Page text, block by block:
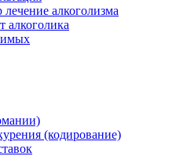
алкоголизма
алкоголика
(кодирование)